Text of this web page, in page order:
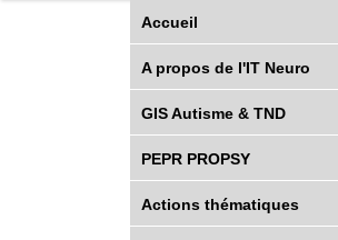
Accueil
A propos de l'IT Neuro
GIS Autisme & TND
PEPR PROPSY
Actions thématiques